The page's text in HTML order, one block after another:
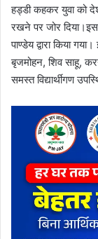
हड्डी कहकर युवा को
रखने पर जोर
पाण्डेय द्वारा किया
बृजमोहन, शिव साहू,
समस्त विद्यार्थीगण